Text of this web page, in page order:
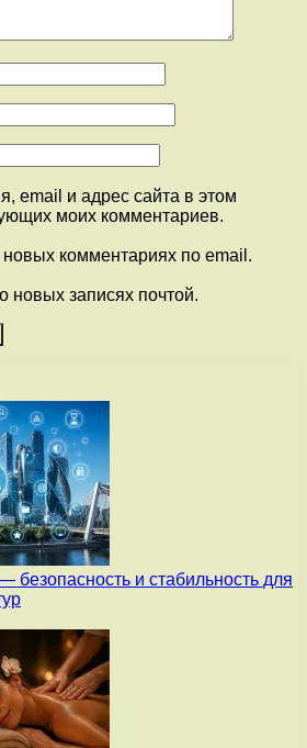
email и адрес сайта в этом
моих комментариев.
комментариях по email.
новых записях почтой.
безопасность и стабильность для